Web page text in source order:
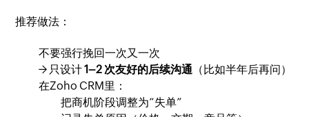
推荐做法：
不要强行挽回一次又一次
→ 只设计1–2 次友好的后续沟通 （比如半年后再问）
在Zoho CRM里：
把商机阶段调整为“失单”